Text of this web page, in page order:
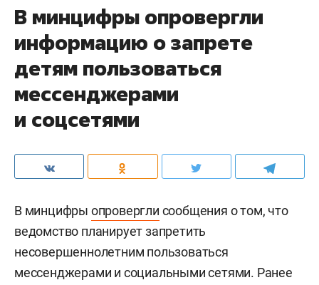
В минцифры опровергли
информацию о запрете
детям пользоваться
мессенджерами
и соцсетями
В минцифры опровергли сообщения о том, что
ведомство планирует запретить
несовершеннолетним пользоваться
мессенджерами и социальными сетями. Ранее